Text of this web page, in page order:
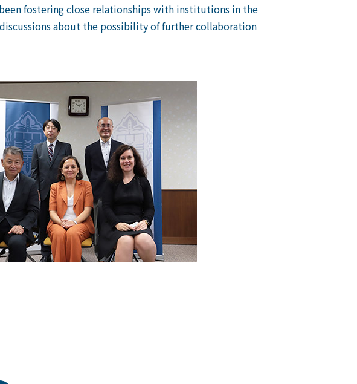
fostering close relationships with institutions in the
about the possibility of further collaboration